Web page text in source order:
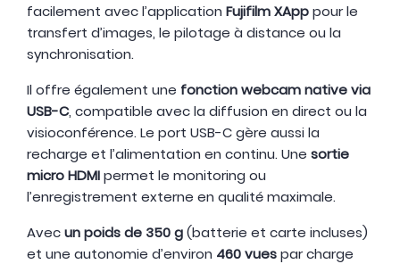
facilement avec l’application Fujifilm XApppour le
transfert d’images, le pilotage à distance ou la
synchronisation.
Il offre également une fonction webcam native via
USB-C, compatible avec la diffusion en direct ou la
visioconférence. Le port USB-C gère aussi la
recharge et l’alimentation en continu. Une sortie
micro HDMIpermet le monitoring ou
l’enregistrement externe en qualité maximale.
Avecun poids de 350 g(batterie et carte incluses)
et une autonomie d’environ 460 vuespar charge